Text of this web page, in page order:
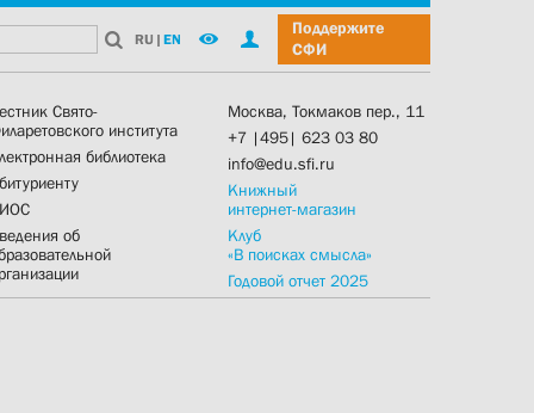
RU | EN
Поддержите
СФИ
Свято-
института
библиотека
об
Москва, Токмаков пер., 11
+7 |495| 623 03 80
info@edu.sfi.ru
Книжный
интернет-магазин
Клуб
«В поисках смысла»
Годовой отчет 2025